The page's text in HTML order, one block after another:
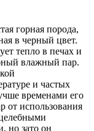
горная порода,
в черный цвет.
тепло в печах и
влажный пар.
и частых
временами его
от использования
но зато он